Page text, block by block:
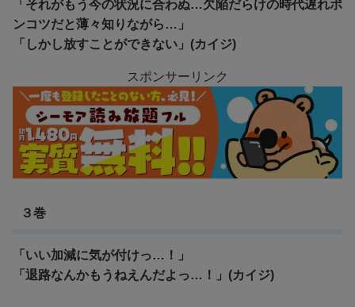
「それがもう今の状況に合わぬ…欠陥だらけの時代遅れポ
ンコツだと薄々知りながら…」
「しかし放すことができない」(カイジ)
スポンサーリンク
３巻
「いい加減に気が付けっ…！」
「退路なんかもうねえんだよっ…！」(カイジ)